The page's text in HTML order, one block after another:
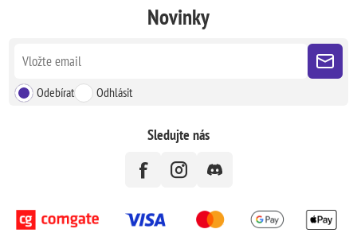
Novinky
Odebírat Odhlásit
Sledujte nás